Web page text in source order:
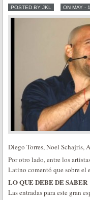
POSTED BY JKL ON MAY -
Diego Torres, Noel Schajris,
Por otro lado, entre los
Latino comentó que sobre el
LO QUE DEBE DE SABER
Las entradas para este gran